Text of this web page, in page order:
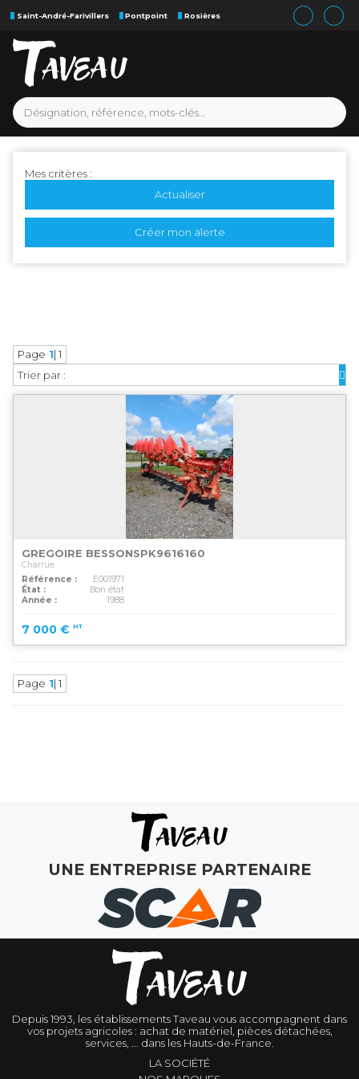
Saint-André-Farivillers Pontpoint Rosières
Mes critères :
Actualiser
Créer mon alerte
Trier par :
Page 1| 1
Charrue
GREGOIRE BESSONSPK9616160
Référence
E001971
État
Bon état
Année
1988
7 000 € HT
Page 1| 1
UNE ENTREPRISE PARTENAIRE
Depuis 1993, les établissements Taveau vous accompagnent dans
vos projets agricoles : achat de matériel, pièces détachées,
services, ... dans les Hauts-de-France.
LA SOCIÉTÉ